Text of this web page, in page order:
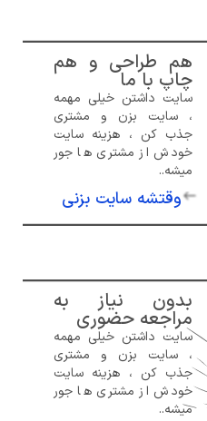
هم طراحی و هم
چاپ با ما
سایت داشتن خیلی مهمه
، سایت بزن و مشتری
جذب کن ، هزینه سایت
خودش از مشتری ها جور
میشه..
وقتشه سایت بزنی
بدون نیاز به
مراجعه حضوری
سایت داشتن خیلی مهمه
، سایت بزن و مشتری
جذب کن ، هزینه سایت
خودش از مشتری ها جور
میشه..